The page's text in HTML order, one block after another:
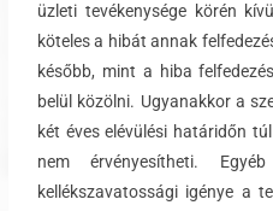
üzleti tevékenysége körén
köteles a hibát annak
később, mint a hiba
belül közölni. Ugyanakkor a
két éves elévülési határidőn
nem érvényesítheti.
kellékszavatossági igénye a